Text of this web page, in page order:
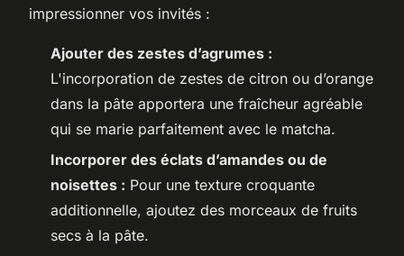
impressionner vos invités :
Ajouter des zestes d’agrumes :
L'incorporation de zestes de citron ou d’orange
dans la pâte apportera une fraîcheur agréable
qui se marie parfaitement avec le matcha.
Incorporer des éclats d’amandes ou de
noisettes : Pour une texture croquante
additionnelle, ajoutez des morceaux de fruits
secs à la pâte.